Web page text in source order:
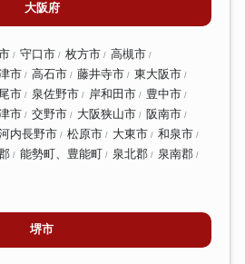
大阪府
守口市 枚方市
高槻市
市 高石市 藤井寺市
東大阪市
市 泉佐野市 岸和田市
豊中市
市 交野市 大阪狭山市
阪南市
内長野市 松原市 大東市
和泉市
能勢町、豊能町 泉北郡
泉南郡
堺市